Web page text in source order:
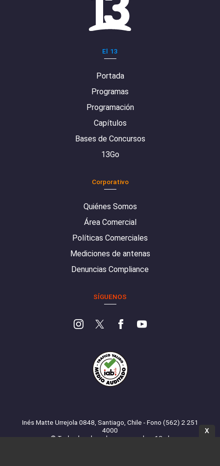
El 13
Portada
Programas
Programación
Capítulos
Bases de Concursos
13Go
Corporativo
Quiénes Somos
Área Comercial
Políticas Comerciales
Mediciones de antenas
Denuncias Compliance
SÍGUENOS
Inés Matte Urrejola 0848, Santiago, Chile - Fono (562) 2 251
4000
© Todos los derechos reservados. 13.cl
X